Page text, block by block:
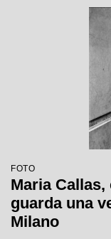
FOTO
Maria
guarda una
Milano